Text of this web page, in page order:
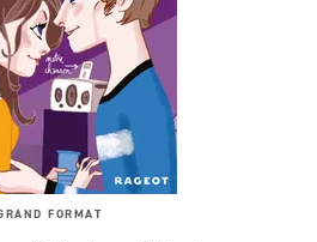
FORMAT